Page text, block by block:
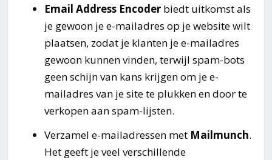
Email Address Encoder biedt uitkomst als
je gewoon je e-mailadres op je website wilt
plaatsen, zodat je klanten je e-mailadres
gewoon kunnen vinden, terwijl spam-bots
geen schijn van kans krijgen om je e-
mailadres van je site te plukken en door te
verkopen aan spam-lijsten.
Verzamel e-mailadressen met Mailmunch.
Het geeft je veel verschillende